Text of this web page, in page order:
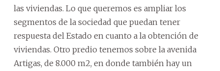
las viviendas. Lo que queremos es ampliar los
segmentos de la sociedad que puedan tener
respuesta del Estado en cuanto a la obtención de
viviendas. Otro predio tenemos sobre la avenida
Artigas, de 8.000 m2, en donde también hay un